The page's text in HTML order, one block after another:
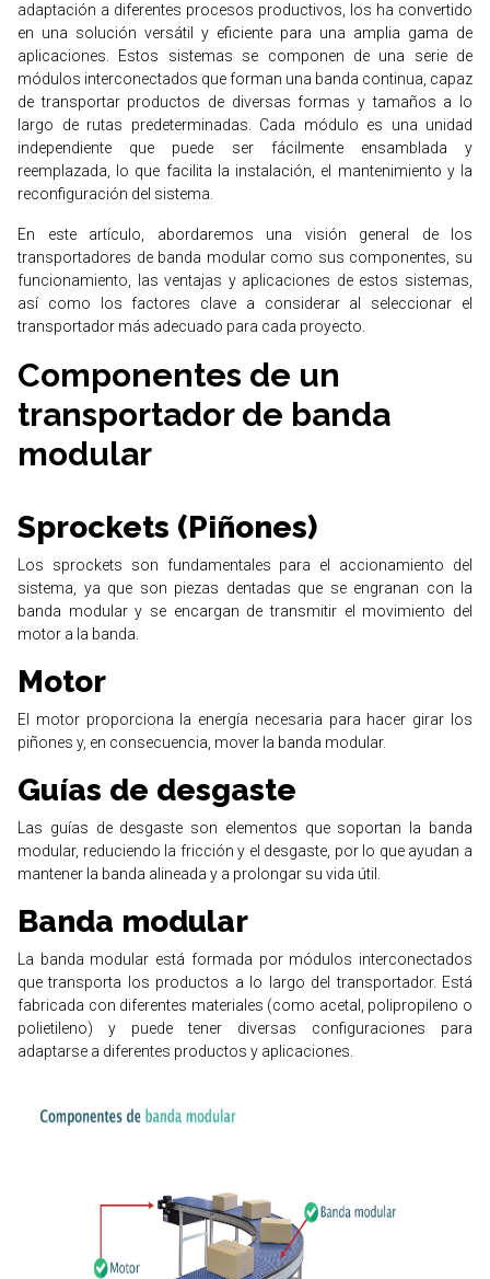
adaptación a diferentes procesos productivos, los ha convertido
en una solución versátil y eficiente para una amplia gama de
aplicaciones. Estos sistemas se componen de una serie de
módulos interconectados que forman una banda continua, capaz
de transportar productos de diversas formas y tamaños a lo
largo de rutas predeterminadas. Cada módulo es una unidad
independiente que puede ser fácilmente ensamblada y
reemplazada, lo que facilita la instalación, el mantenimiento y la
reconfiguración del sistema.
En este artículo, abordaremos una visión general de los
transportadores de banda modular como sus componentes, su
funcionamiento, las ventajas y aplicaciones de estos sistemas,
así como los factores clave a considerar al seleccionar el
transportador más adecuado para cada proyecto.
Componentes de un
transportador de banda
modular
Sprockets (Piñones)
Los sprockets son fundamentales para el accionamiento del
sistema, ya que son piezas dentadas que se engranan con la
banda modular y se encargan de transmitir el movimiento del
motor a la banda.
Motor
El motor proporciona la energía necesaria para hacer girar los
piñones y, en consecuencia, mover la banda modular.
Guías de desgaste
Las guías de desgaste son elementos que soportan la banda
modular, reduciendo la fricción y el desgaste, por lo que ayudan a
mantener la banda alineada y a prolongar su vida útil.
Banda modular
La banda modular está formada por módulos interconectados
que transporta los productos a lo largo del transportador. Está
fabricada con diferentes materiales (como acetal, polipropileno o
polietileno) y puede tener diversas configuraciones para
adaptarse a diferentes productos y aplicaciones.